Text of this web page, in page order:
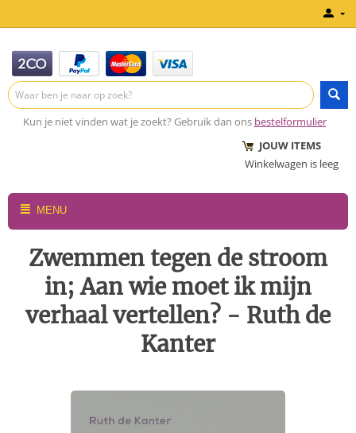
Kun je niet vinden wat je zoekt? Gebruik dan ons bestelformulier
JOUW ITEMS
Winkelwagen is leeg
MENU
Zwemmen tegen de stroom
in; Aan wie moet ik mijn
verhaal vertellen? - Ruth de
Kanter